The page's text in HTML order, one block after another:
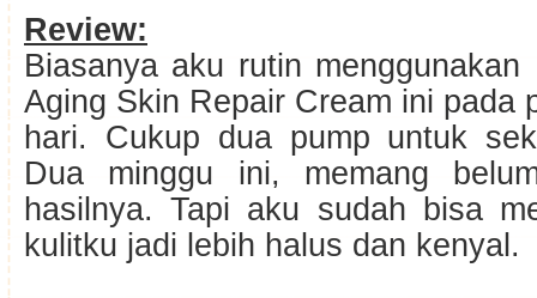
Review:
Biasanya aku rutin menggunakan
Aging Skin Repair Cream ini pada
hari. Cukup dua pump untuk
Dua minggu ini, memang
hasilnya. Tapi aku sudah bisa
kulitku jadi lebih halus dan kenyal.